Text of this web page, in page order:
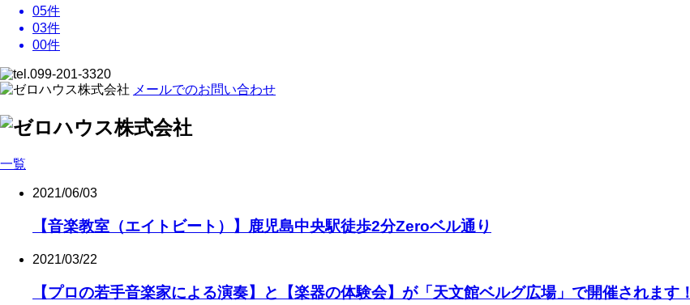
05件
03件
00件
メールでのお問い合わせ
一覧
2021/06/03
【音楽教室（エイトビート）】鹿児島中央駅徒歩2分Zeroベル通り
2021/03/22
【プロの若手音楽家による演奏】と【楽器の体験会】が「天文館ベルグ広場」で開催されます！